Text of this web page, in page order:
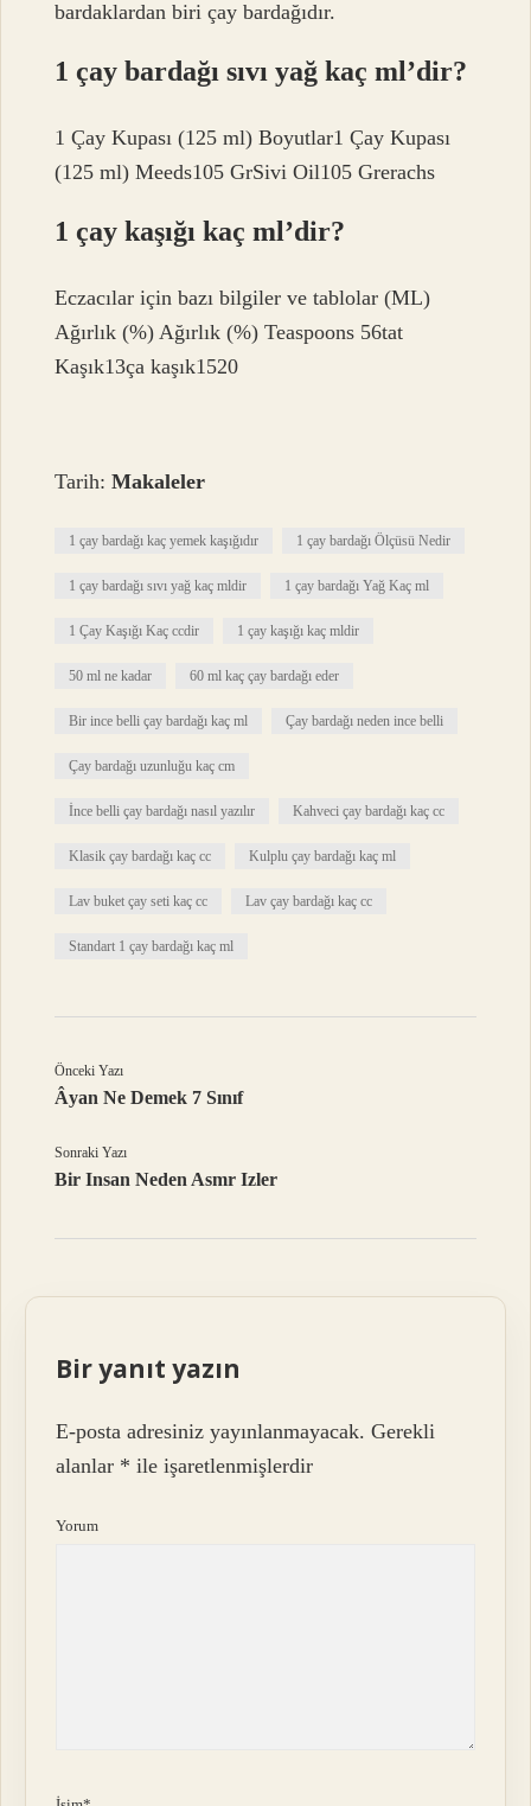
bardaklardan biri çay bardağıdır.
1 çay bardağı sıvı yağ kaç ml’dir?
1 Çay Kupası (125 ml) Boyutlar1 Çay Kupası
(125 ml) Meeds105 GrSivi Oil105 Grerachs
1 çay kaşığı kaç ml’dir?
Eczacılar için bazı bilgiler ve tablolar (ML)
Ağırlık (%) Ağırlık (%) Teaspoons 56tat
Kaşık13ça kaşık1520
Tarih:Makaleler
1 çay bardağı kaç yemek kaşığıdır 1 çay bardağı Ölçüsü Nedir
1 çay bardağı sıvı yağ kaç mldir 1 çay bardağı Yağ Kaç ml
1 Çay Kaşığı Kaç ccdir 1 çay kaşığı kaç mldir
50 ml ne kadar 60 ml kaç çay bardağı eder
Bir ince belli çay bardağı kaç ml Çay bardağı neden ince belli
Çay bardağı uzunluğu kaç cm
İnce belli çay bardağı nasıl yazılır Kahveci çay bardağı kaç cc
Klasik çay bardağı kaç cc Kulplu çay bardağı kaç ml
Lav buket çay seti kaç cc Lav çay bardağı kaç cc
Standart 1 çay bardağı kaç ml
Önceki Yazı
Âyan Ne Demek 7 Sınıf
Sonraki Yazı
Bir Insan Neden Asmr Izler
Bir yanıt yazın
E-posta adresiniz yayınlanmayacak. Gerekli
alanlar * ile işaretlenmişlerdir
Yorum